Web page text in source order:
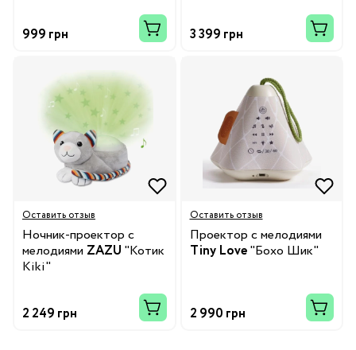
999 грн 3 399 грн
Оставить отзыв
Ночник-проектор с
мелодиями ZAZU "Котик
Кiki"
2 249 грн
Оставить отзыв
Проектор с мелодиями
Tiny Love"Бохо Шик"
2 990 грн